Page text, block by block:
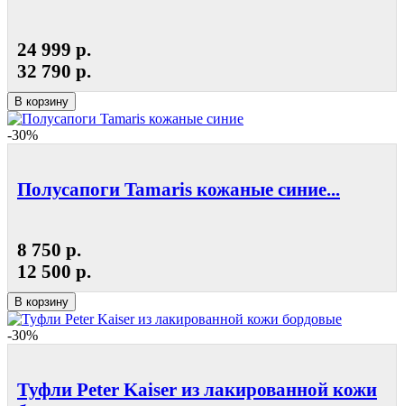
24 999 р.
32 790 р.
В корзину
-30%
Полусапоги Tamaris кожаные синие...
8 750 р.
12 500 р.
В корзину
-30%
Туфли Peter Kaiser из лакированной кожи